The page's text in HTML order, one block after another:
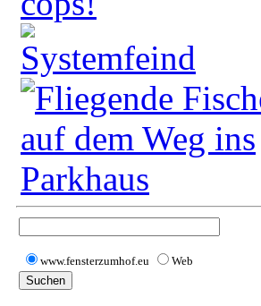
www.fensterzumhof.eu Web